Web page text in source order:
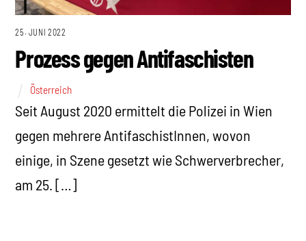
25. JUNI 2022
Prozess gegen Antifaschisten
Österreich
Seit August 2020 ermittelt die Polizei in Wien
gegen mehrere AntifaschistInnen, wovon
einige, in Szene gesetzt wie Schwerverbrecher,
am 25. […]